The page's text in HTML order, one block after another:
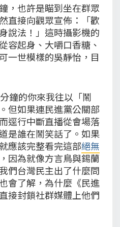
，也許是瞄到坐在群眾
直接向觀眾宣佈：「歡
說法！」這時攝影機的
容起身、大嚼口香糖、
一世模樣的吳靜怡，目
鐘的你來我往以「鬧
但如果連民進黨公關部
逕行中斷直播從會場落
是誰在鬧笑話了。如果
應該完整看完這部絕無
，因為就像方言鳥與錫蘭
們台灣民主出了什麼問
會了解，為什麼《民進
接封鎖社群媒體上他們